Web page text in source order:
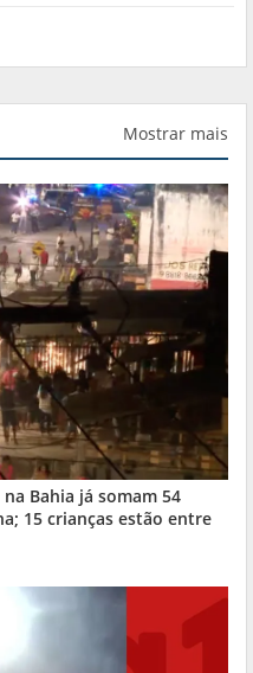
Mostrar mais
Bahia já somam 54
15 crianças estão entre